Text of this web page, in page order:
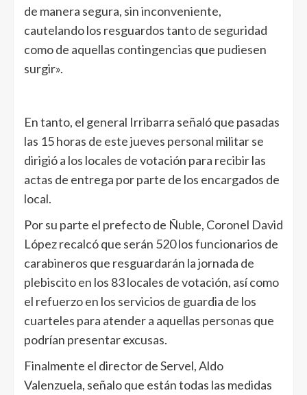
de manera segura, sin inconveniente,
cautelando los resguardos tanto de seguridad
como de aquellas contingencias que pudiesen
surgir».
En tanto, el general Irribarra señaló que pasadas
las 15 horas de este jueves personal militar se
dirigió a los locales de votación para recibir las
actas de entrega por parte de los encargados de
local.
Por su parte el prefecto de Ñuble, Coronel David
López recalcó que serán 520 los funcionarios de
carabineros que resguardarán la jornada de
plebiscito en los 83 locales de votación, así como
el refuerzo en los servicios de guardia de los
cuarteles para atender a aquellas personas que
podrían presentar excusas.
Finalmente el director de Servel, Aldo
Valenzuela, señalo que están todas las medidas